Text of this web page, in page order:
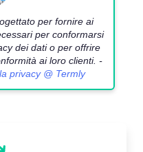
per fornire ai
per conformarsi
dei dati o per offrire
ai loro clienti. -
privacy @ Termly